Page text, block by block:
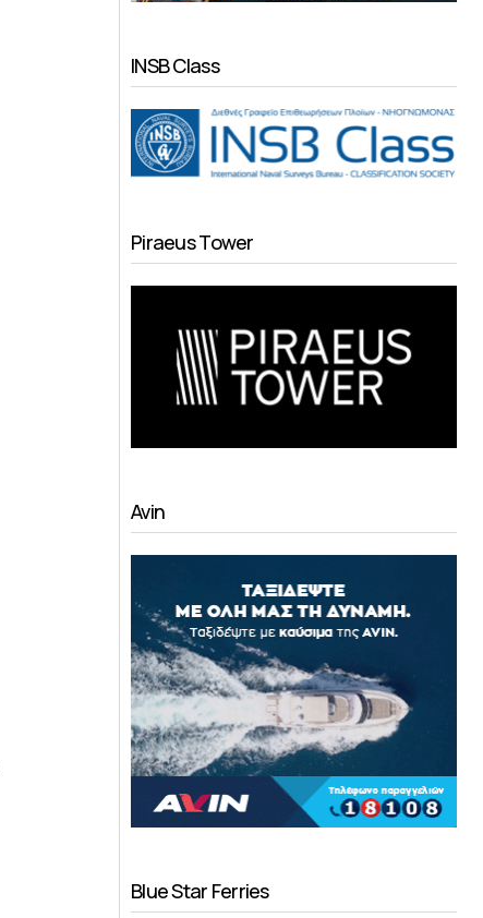
INSB Class
Piraeus Tower
Avin
Blue Star Ferries